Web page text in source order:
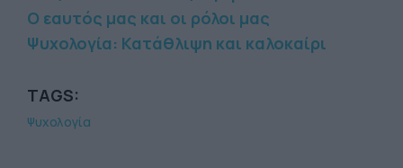
Ο εαυτός μας και οι ρόλοι μας
Ψυχολογία: Κατάθλιψη και καλοκαίρι
TAGS:
Ψυχολογία